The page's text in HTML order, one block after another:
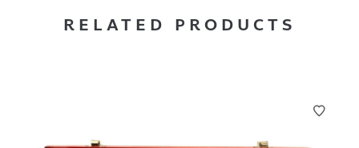
RELATED PRODUCTS